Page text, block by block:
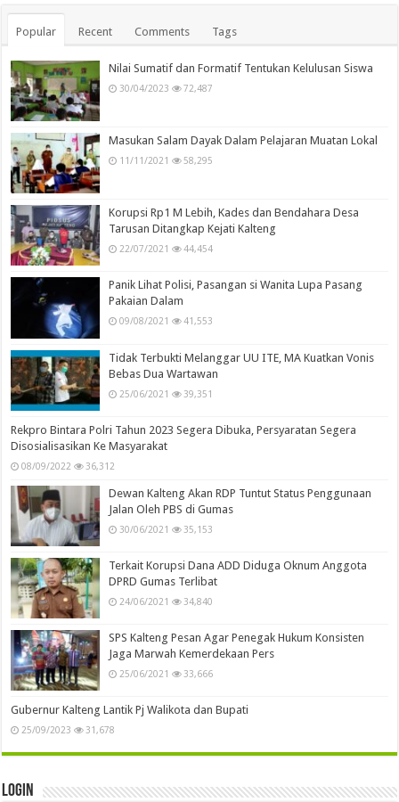
Popular Recent Comments Tags
Nilai Sumatif dan Formatif Tentukan Kelulusan Siswa
30/04/2023 72,487
Masukan Salam Dayak Dalam Pelajaran Muatan Lokal
11/11/2021 58,295
Korupsi Rp1 M Lebih, Kades dan Bendahara Desa
Tarusan Ditangkap Kejati Kalteng
22/07/2021 44,454
Panik Lihat Polisi, Pasangan si Wanita Lupa Pasang
Pakaian Dalam
09/08/2021 41,553
Tidak Terbukti Melanggar UU ITE, MA Kuatkan Vonis
Bebas Dua Wartawan
25/06/2021 39,351
Rekpro Bintara Polri Tahun 2023 Segera Dibuka, Persyaratan Segera
Disosialisasikan Ke Masyarakat
08/09/2022 36,312
Dewan Kalteng Akan RDP Tuntut Status Penggunaan
Jalan Oleh PBS di Gumas
30/06/2021 35,153
Terkait Korupsi Dana ADD Diduga Oknum Anggota
DPRD Gumas Terlibat
24/06/2021 34,840
SPS Kalteng Pesan Agar Penegak Hukum Konsisten
Jaga Marwah Kemerdekaan Pers
25/06/2021 33,666
Gubernur Kalteng Lantik Pj Walikota dan Bupati
25/09/2023 31,678
Login